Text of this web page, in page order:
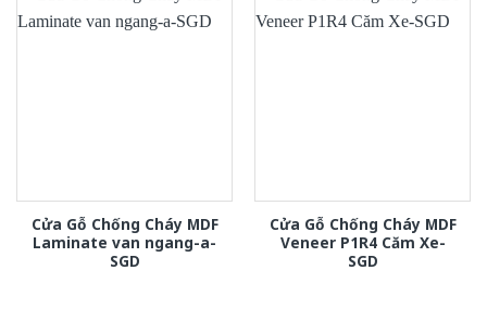
Cửa Gỗ Chống Cháy MDF
Laminate van ngang-a-
SGD
Cửa Gỗ Chống Cháy MDF
Veneer P1R4 Căm Xe-
SGD